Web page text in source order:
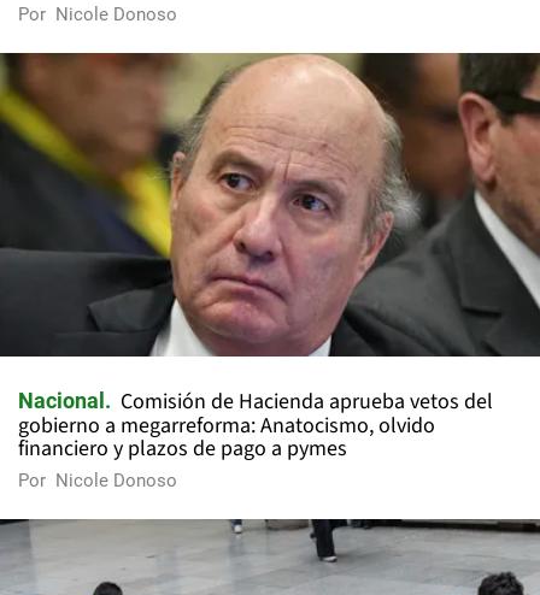
Por Nicole Donoso
Nacional
Comisión de Hacienda aprueba vetos del
gobierno a megarreforma: Anatocismo, olvido
financiero y plazos de pago a pymes
Por Nicole Donoso